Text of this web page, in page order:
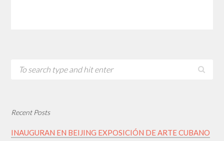
Recent Posts
INAUGURAN EN BEIJING EXPOSICIÓN DE ARTE CUBANO